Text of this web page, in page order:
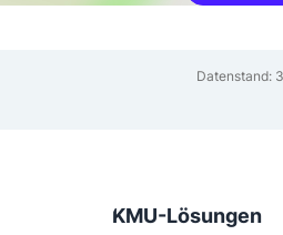
Datenstand:
KMU-Lösungen